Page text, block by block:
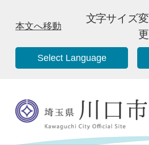
本文へ移動
文字サイズ変
更
Select Language